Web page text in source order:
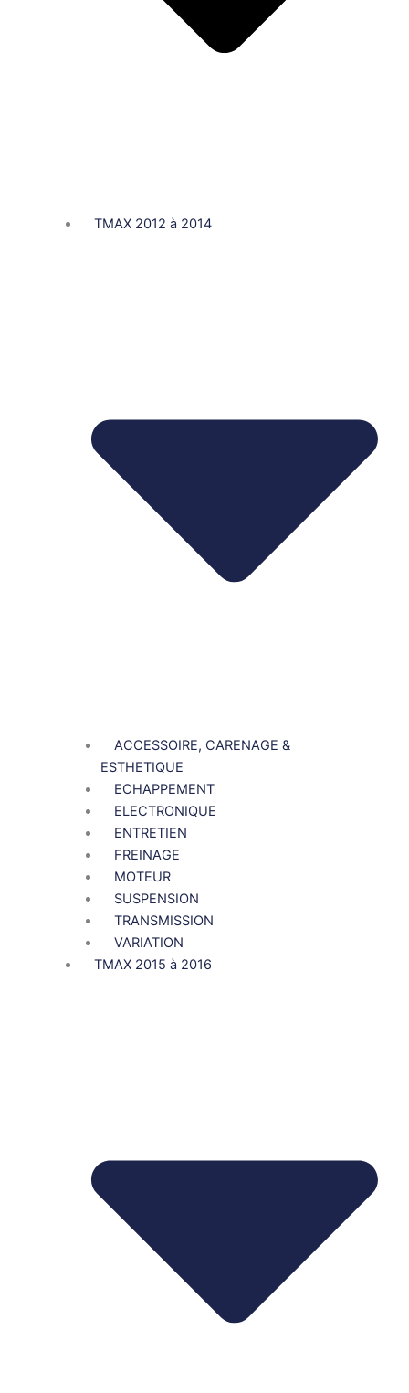
TMAX 2012 à 2014
ACCESSOIRE, CARENAGE &
ESTHETIQUE
ECHAPPEMENT
ELECTRONIQUE
ENTRETIEN
FREINAGE
MOTEUR
SUSPENSION
TRANSMISSION
VARIATION
TMAX 2015 à 2016